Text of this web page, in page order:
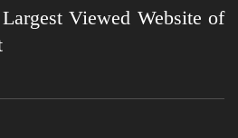
Viewed Website of